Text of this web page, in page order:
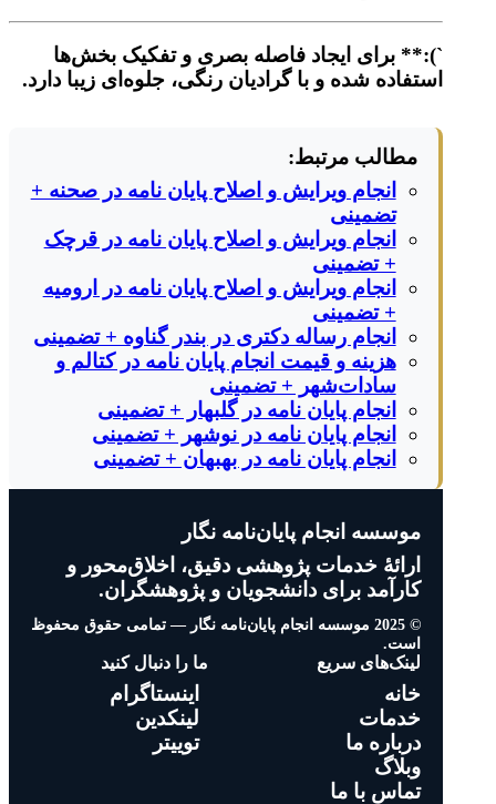
`):** برای ایجاد فاصله بصری و تفکیک بخش‌ها
استفاده شده و با گرادیان رنگی، جلوه‌ای زیبا دارد.
مطالب مرتبط:
انجام ویرایش و اصلاح پایان نامه در صحنه +
تضمینی
انجام ویرایش و اصلاح پایان نامه در قرچک
+ تضمینی
انجام ویرایش و اصلاح پایان نامه در ارومیه
+ تضمینی
انجام رساله دکتری در بندر گناوه + تضمینی
هزینه و قیمت انجام پایان نامه در کتالم و
سادات‌شهر + تضمینی
انجام پایان نامه در گلبهار + تضمینی
انجام پایان نامه در نوشهر + تضمینی
انجام پایان نامه در بهبهان + تضمینی
موسسه انجام پایان‌نامه نگار
ارائهٔ خدمات پژوهشی دقیق، اخلاق‌محور و
کارآمد برای دانشجویان و پژوهشگران.
© 2025 موسسه انجام پایان‌نامه نگار — تمامی حقوق محفوظ
است.
لینک‌های سریع
خانه
خدمات
درباره ما
وبلاگ
تماس با ما
ما را دنبال کنید
اینستاگرام
لینکدین
توییتر